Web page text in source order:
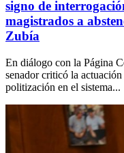
signo de
magistrados a
Zubía
En diálogo con la Página
senador criticó la
politización en el sistema...